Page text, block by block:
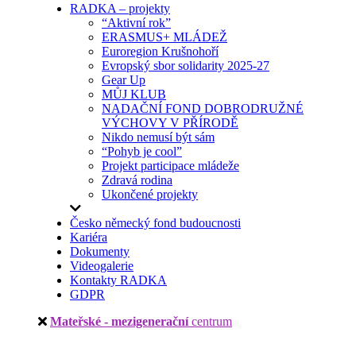
RADKA – projekty
“Aktivní rok”
ERASMUS+ MLÁDEŽ
Euroregion Krušnohoří
Evropský sbor solidarity 2025-27
Gear Up
MŮJ KLUB
NADAČNÍ FOND DOBRODRUŽNÉ
VÝCHOVY V PŘÍRODĚ
Nikdo nemusí být sám
“Pohyb je cool”
Projekt participace mládeže
Zdravá rodina
Ukončené projekty
Česko německý fond budoucnosti
Kariéra
Dokumenty
Videogalerie
Kontakty RADKA
GDPR
Mateřské - mezigenerační centrum